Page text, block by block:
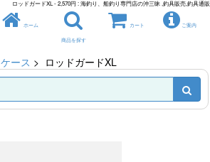
ロッドガードXL - 2,570円 : 海釣り、船釣り専門店の沖三昧 ,釣具販売,釣具通販
ホーム
商品を探す
カート ご案内
ケース > ロッドガードXL